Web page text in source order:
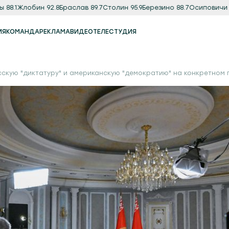
92.8Браслав 89.7Столин 95.9Березино 88.7Осиповичи 89.9
КОМАНДАРЕКЛАМАВИДЕОТЕЛЕСТУДИЯ
"диктатуру" и американскую "демократию" на конкретном